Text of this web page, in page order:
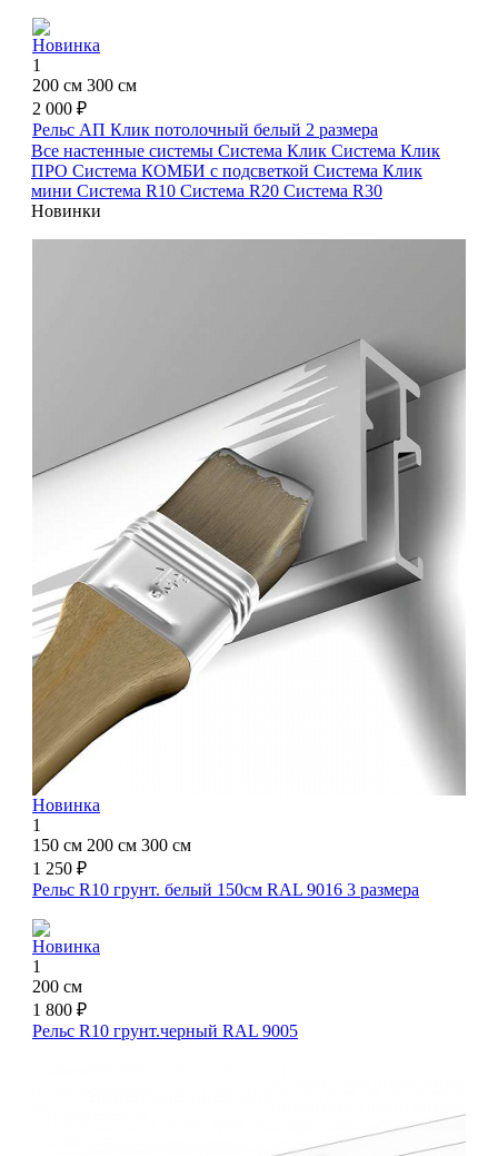
Новинка
1
200 см 300 см
2 000 ₽
Рельс АП Клик потолочный белый 2 размера
Все настенные системы Система Клик Система Клик
ПРО Система КОМБИ с подсветкой Система Клик
мини Система R10 Система R20 Система R30
Новинки
Новинка
1
150 см 200 см 300 см
1 250 ₽
Рельс R10 грунт. белый 150см RAL 9016 3 размера
Новинка
1
200 см
1 800 ₽
Рельс R10 грунт.черный RAL 9005